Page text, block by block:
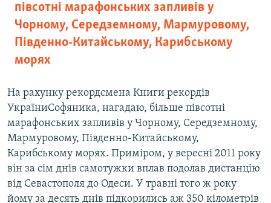
півсотні марафонських запливів у
Чорному, Середземному, Мармуровому,
Південно-Китайському, Карибському
морях
На рахунку рекордсмена Книги рекордів
УкраїниСофяника, нагадаю, більше півсотні
марафонських запливів у Чорному, Середземному,
Мармуровому, Південно-Китайському,
Карибському морях. Приміром, у вересні 2011 року
він за сім днів самотужки вплав подолав дистанцію
від Севастополя до Одеси. У травні того ж року
йому за десять днів підкорились аж 350 кілометрів